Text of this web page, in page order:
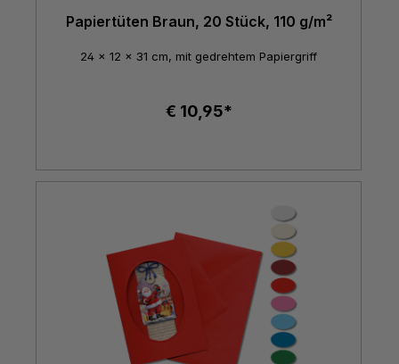
Papiertüten Braun, 20 Stück, 110 g/m²
24 x 12 x 31 cm, mit gedrehtem Papiergriff
€ 10,95*